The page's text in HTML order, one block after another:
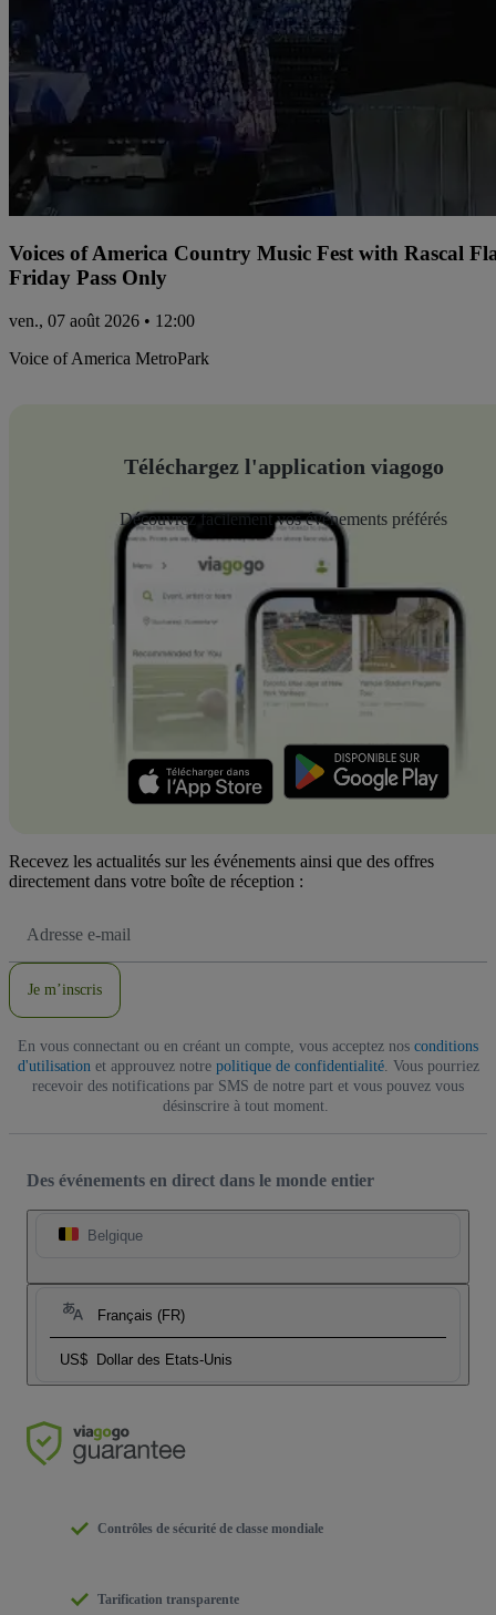
Voices of America Country Music Fest with Rascal
Friday Pass Only
ven., 07 août 2026 • 12:00
Voice of America MetroPark
Téléchargez l'application viagogo
Découvrez facilement vos événements préférés
Recevez les actualités sur les événements ainsi que des offres
directement dans votre boîte de réception :
e-
Je m’inscris
En vous connectant ou en créant un compte, vous acceptez nos conditions
d'utilisation et approuvez notre politique de confidentialité. Vous pourriez
recevoir des notifications par SMS de notre part et vous pouvez vous
désinscrire à tout moment.
Des événements en direct dans le monde entier
Belgique
Français (FR)
US$ Dollar des Etats-Unis
Contrôles de sécurité de classe mondiale
Tarification transparente